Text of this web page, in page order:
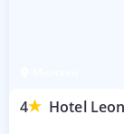
4 Hotel